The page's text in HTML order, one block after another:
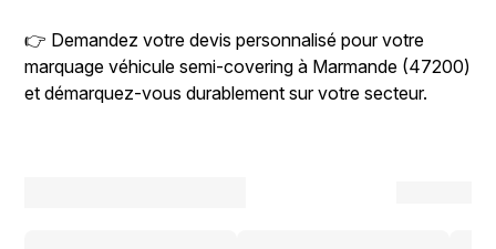
👉 Demandez votre devis personnalisé pour votre
marquage véhicule semi-covering à Marmande (47200)
et démarquez-vous durablement sur votre secteur.